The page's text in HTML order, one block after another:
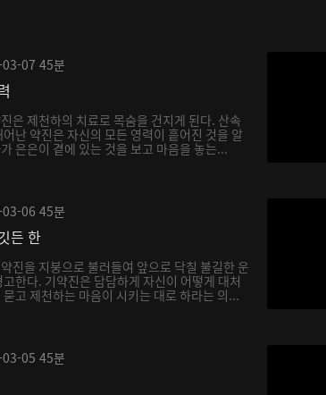
07 45분
은 제천하의 치료로 목숨을 건지게 된다. 산속
어난 약진은 자신의 모든 영력이 흩어진 것을 알
은은이 곁에 있는 것을 보고 마음을 놓는...
06 45분
든 한
진을 지붕으로 불러들여 앞으로 닥칠 불길한 운
한다. 기약진은 담담하게 자신이 어떻게 대처
묻고 제천하는 마음이 시키는 대로 하라는 의...
05 45분